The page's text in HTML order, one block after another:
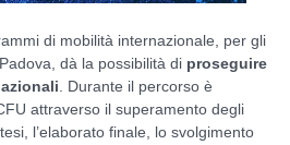
di mobilità internazionale, per gli
dà la possibilità di proseguire
. Durante il percorso è
attraverso il superamento degli
l’elaborato finale, lo svolgimento